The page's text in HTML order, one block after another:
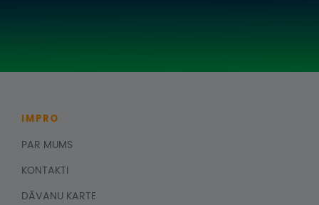
IMPRO
PAR MUMS
KONTAKTI
DĀVANU KARTE